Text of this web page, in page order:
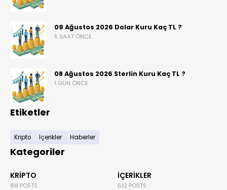
09 Ağustos 2026 Dolar Kuru Kaç TL ?
5 SAAT ÖNCE
08 Ağustos 2026 Sterlin Kuru Kaç TL ?
1 GÜN ÖNCE
Etiketler
Kripto İçerikler Haberler
Kategoriler
KRIPTO
88 POSTS
İÇERIKLER
612 POSTS